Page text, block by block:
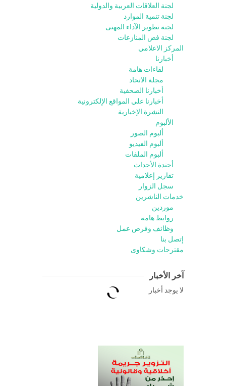
لجنة العلاقات العربية والدولية
لجنة تنمية الموارد
لجنة تطوير الآداء المهنى
لجنة فض المنازعات
المركز الاعلامي
أخبارنا
لقاءات هامة
مجلة الاتحاد
أخبارنا الصحفية
أخبارنا علي المواقع الإلكترونية
النشرة الإخبارية
الألبوم
ألبوم الصور
ألبوم الفيديو
ألبوم الملفات
أجندة الأحداث
تقارير إعلامية
سجل الزوار
خدمات الناشرين
موردين
روابط هامه
وظائف وفرص عمل
إتصل بنا
مقترحات وشكاوى
آخر الأخبار
لا يوجد أخبار